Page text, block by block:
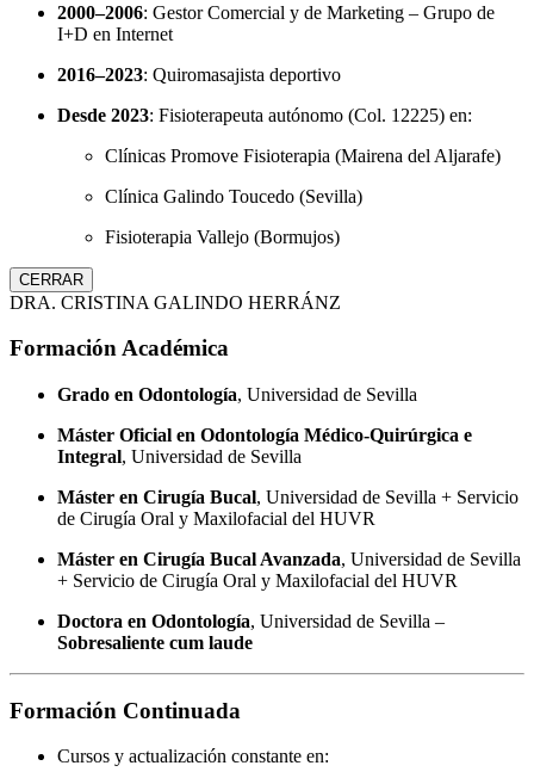
2000–2006: Gestor Comercial y de Marketing – Grupo de
I+D en Internet
2016–2023: Quiromasajista deportivo
Desde 2023: Fisioterapeuta autónomo (Col. 12225) en:
Clínicas Promove Fisioterapia (Mairena del Aljarafe)
Clínica Galindo Toucedo (Sevilla)
Fisioterapia Vallejo (Bormujos)
CERRAR
DRA. CRISTINA GALINDO HERRÁNZ
Formación Académica
Grado en Odontología, Universidad de Sevilla
Máster Oficial en Odontología Médico-Quirúrgica e
Integral, Universidad de Sevilla
Máster en Cirugía Bucal, Universidad de Sevilla + Servicio
de Cirugía Oral y Maxilofacial del HUVR
Máster en Cirugía Bucal Avanzada, Universidad de Sevilla
+ Servicio de Cirugía Oral y Maxilofacial del HUVR
Doctora en Odontología, Universidad de Sevilla –
Sobresaliente cum laude
Formación Continuada
Cursos y actualización constante en: